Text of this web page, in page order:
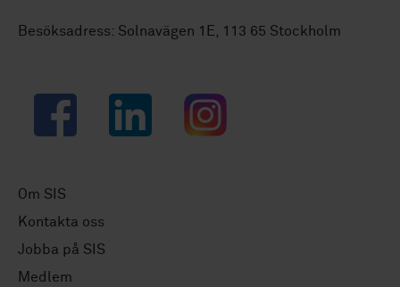
Besöksadress: Solnavägen 1E, 113 65 Stockholm
Facebook LinkedIn Instagram
Om SIS
Kontakta oss
Jobba på SIS
Medlem